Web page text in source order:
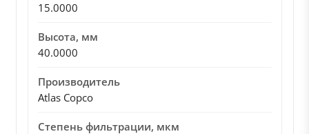
15.0000
Высота, мм
40.0000
Производитель
Atlas Copco
Степень фильтрации, мкм